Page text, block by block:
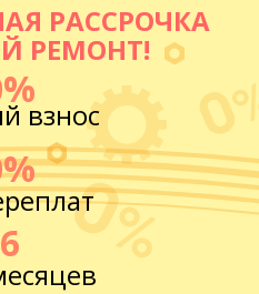
РАССРОЧКА
РЕМОНТ!
взнос
6